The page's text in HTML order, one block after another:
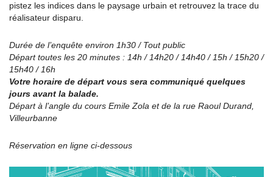
pistez les indices dans le paysage urbain et retrouvez la trace du
réalisateur disparu.
Durée de l’enquête environ 1h30 / Tout public
Départ toutes les 20 minutes : 14h / 14h20 / 14h40 / 15h / 15h20 /
15h40 / 16h
Votre horaire de départ vous sera communiqué quelques
jours avant la balade.
Départ à l’angle du cours Emile Zola et de la rue Raoul Durand,
Villeurbanne
Réservation en ligne ci-dessous